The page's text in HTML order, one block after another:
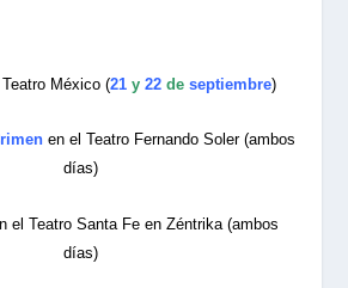
México (21 y 22de septiembre)
en el Teatro Fernando Soler (ambos
días)
el Teatro Santa Fe en Zéntrika (ambos
días)